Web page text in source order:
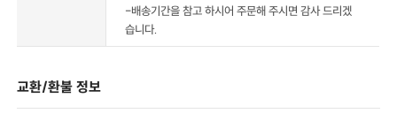
-배송기간을 참고 하시어 주문해 주시면 감사 드리겠
습니다.
교환/환불 정보